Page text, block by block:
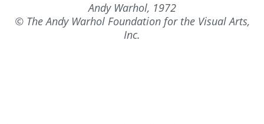
Andy Warhol, 1972
© The Andy Warhol Foundation for the Visual Arts,
Inc.